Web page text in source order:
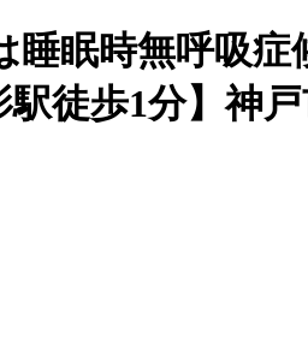
睡眠時無呼吸
徒歩1分】神